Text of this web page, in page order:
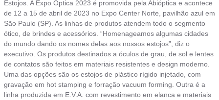
Estojos. A Expo Óptica 2023 é promovida pela Abióptica e acontece
de 12 a 15 de abril de 2023 no Expo Center Norte, pavilhão azul em
São Paulo (SP). As linhas de produtos atendem todo o segmento
ótico, de brindes e acessórios. “Homenageamos algumas cidades
do mundo dando os nomes delas aos nossos estojos”, diz o
executivo. Os produtos destinados a óculos de grau, de sol e lentes
de contatos são feitos em materiais resistentes e design moderno.
Uma das opções são os estojos de plástico rígido injetado, com
gravação em hot stamping e forração vacuum forming. Outra é a
linha produzida em E.V.A. com revestimento em elanca e materiais